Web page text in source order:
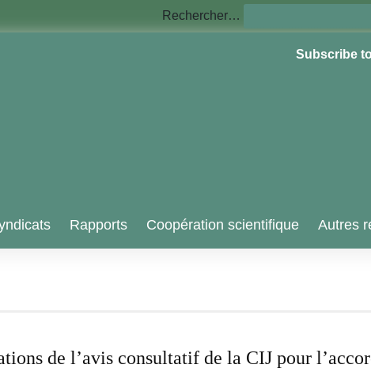
Rechercher…
Subscribe
Rapports Coopération scientifique Autres
de l’avis consultatif de la CIJ pour